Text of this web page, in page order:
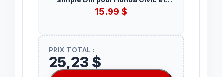
Civic Hybrid 2001 à 2005.
15.99 $
PRIX TOTAL :
25,23 $